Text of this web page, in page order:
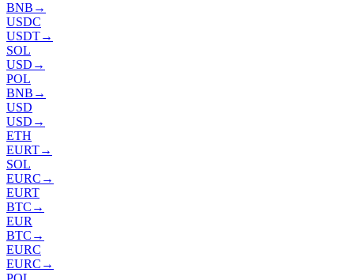
BNB →
USDC
USDT→
SOL
USD →
POL
BNB →
USD
USD →
ETH
EURT→
SOL
EURC →
EURT
BTC →
EUR
BTC →
EURC
EURC →